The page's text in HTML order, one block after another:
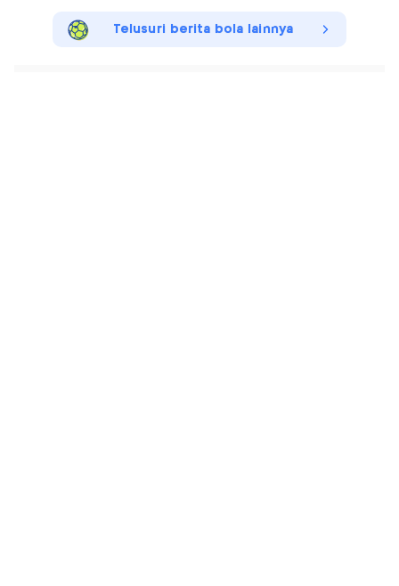
Telusuri berita bola lainnya